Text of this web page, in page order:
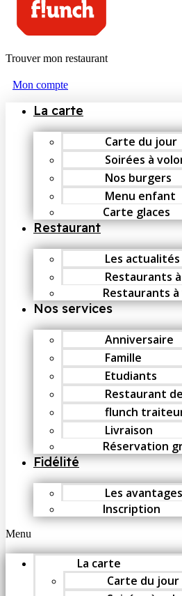
Trouver mon restaurant
Mon compte
La carte
Carte du jour
Soirées à
Nos burgers
Menu enfant
Carte glaces
Restaurant
Les actualités
Restaurants
Restaurants
Nos services
Anniversaire
Famille
Etudiants
Restaurant
flunch
Livraison
Réservation
Fidélité
Les avantages
Inscription
Menu
La carte
Carte du jour